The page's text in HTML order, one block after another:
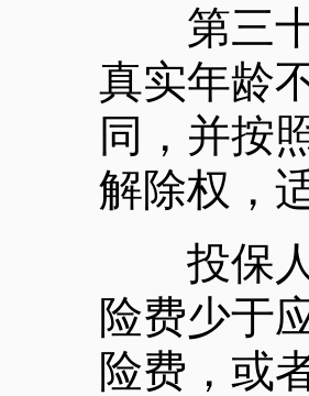
第三十
真实年龄
同，并按
解除权，
投保人
险费少于
险费，或